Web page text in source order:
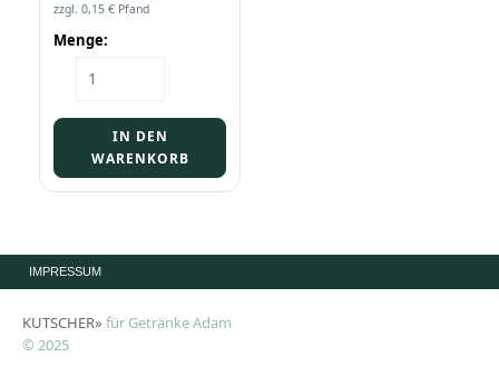
zzgl. 0,15 € Pfand
Menge:
Flasche
Coca-
1,0
PET
IN DEN
WARENKORB
IMPRESSUM
KUTSCHER» für Getränke Adam
© 2025